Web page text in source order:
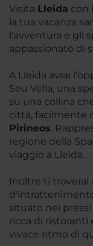
Visita Lleida con
la tua vacanza
l'avventura e gli
appassionato di
A Lleida avrai
Seu Vella, una
su una collina
città, facilmente
Pirineos.
regione della
viaggio a Lleida.
Inoltre ti troverai
situato nei pressi
ricca di ristoranti
vivace ritmo di